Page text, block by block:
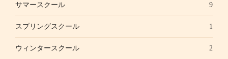
サマースクール 9
スプリングスクール 1
ウィンタースクール 2